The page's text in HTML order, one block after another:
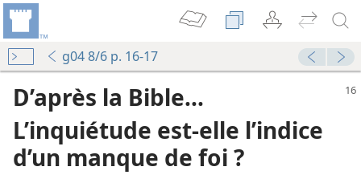
g04 8/6 p. 16-17
D’après la Bible...
L’inquiétude est-​elle l’indice
d’un manque de foi ?